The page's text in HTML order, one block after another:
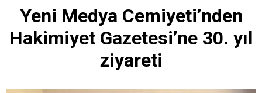
Yeni Medya Cemiyeti’nden
Hakimiyet Gazetesi’ne 30. yıl
ziyareti